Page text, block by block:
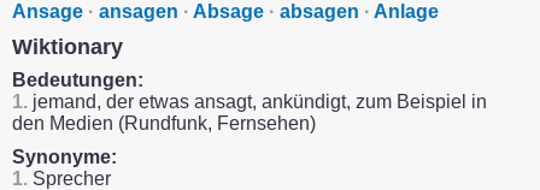
Ansage · ansagen · Absage · absagen · Anlage
Wiktionary
Bedeutungen:
1. jemand, der etwas ansagt, ankündigt, zum Beispiel in
den Medien (Rundfunk, Fernsehen)
Synonyme:
1. Sprecher